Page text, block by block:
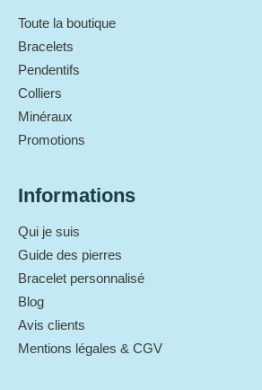
Toute la boutique
Bracelets
Pendentifs
Colliers
Minéraux
Promotions
Informations
Qui je suis
Guide des pierres
Bracelet personnalisé
Blog
Avis clients
Mentions légales & CGV